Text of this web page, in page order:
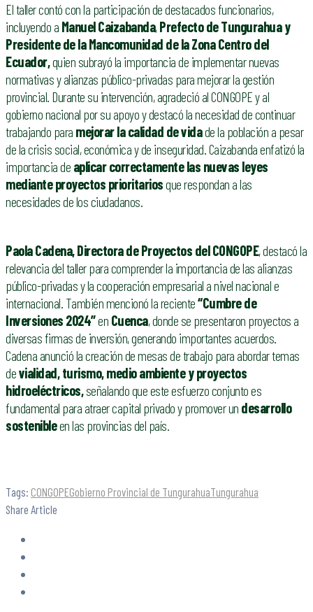
El taller contó con la participación de destacados funcionarios,
incluyendo a Manuel Caizabanda,Prefecto de Tungurahua y
Presidente de la Mancomunidad de la Zona Centro del
Ecuador,quien subrayó la importancia de implementar nuevas
normativas y alianzas público-privadas para mejorar la gestión
provincial. Durante su intervención, agradeció al CONGOPE y al
gobierno nacional por su apoyo y destacó la necesidad de continuar
trabajando para mejorar la calidad de vidade la población a pesar
de la crisis social, económica y de inseguridad. Caizabanda enfatizó la
importancia de aplicar correctamente las nuevas leyes
mediante proyectos prioritariosque respondan a las
necesidades de los ciudadanos.
Paola Cadena, Directora de Proyectos del CONGOPE, destacó la
relevancia del taller para comprender la importancia de las alianzas
público-privadas y la cooperación empresarial a nivel nacional e
internacional. También mencionó la reciente“Cumbre de
Inversiones 2024”en Cuenca, donde se presentaron proyectos a
diversas firmas de inversión, generando importantes acuerdos.
Cadena anunció la creación de mesas de trabajo para abordar temas
devialidad, turismo, medio ambiente y proyectos
hidroeléctricos,señalando que este esfuerzo conjunto es
fundamental para atraer capital privado y promover un desarrollo
sostenibleen las provincias del país.
Tags: CONGOPEGobierno Provincial de TungurahuaTungurahua
Share Article